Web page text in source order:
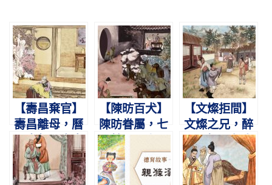
【壽昌棄官】
壽昌離母，曆
五十年。棄官
尋覓，骨肉團
圓。
【陳昉百犬】
陳昉眷屬，七
百餘口。上下
相親，孚及百
狗。
【文燦拒間】
文燦之兄，醉
毆暴慢。鄰人
不平，怒其離
間。